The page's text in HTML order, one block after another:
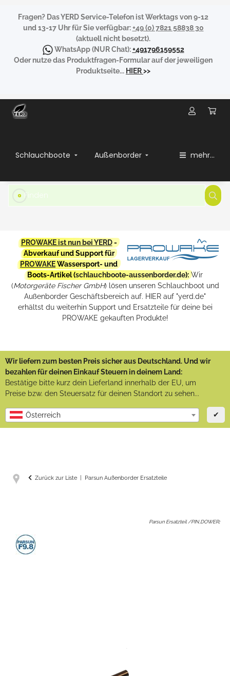
Fragen? Das YERD Service-Telefon ist Werktags von 9-12
und 13-17 Uhr für Sie verfügbar:+49 (0) 7821 58838 30
(aktuell nicht besetzt).
WhatsApp(NUR Chat):+491796159552
Oder nutze das Produktfragen-Formular auf der jeweiligen
Produktseite... HIER>>
Schlauchboote Außenborder mehr...
PROWAKE ist nun bei YERD-
Abverkauf und Support für
PROWAKEWassersport- und
Boots-Artikel (schlauchboote-aussenborder.de): Wir
(Motorgeräte Fischer GmbH) lösen unseren Schlauchboot und
Außenborder Geschäftsbereich auf. HIER auf "yerd.de"
erhältst du weiterhin Support und Ersatzteile für deine bei
PROWAKE gekauften Produkte!
Wir liefern zum besten Preis sicher aus Deutschland. Und wir
bezahlen für deinen Einkauf Steuern in deinem Land:
Bestätige bitte kurz dein Lieferland innerhalb der EU, um
Preise bzw. den Steuersatz für deinen Standort zu sehen...
Österreich ✔
Zurück zur Liste Parsun Außenborder Ersatzteile
Parsun Ersatzteil /PIN,DOWER: